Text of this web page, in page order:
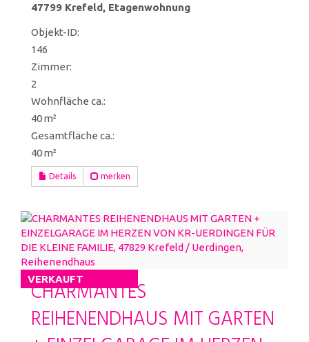
47799 Krefeld, Etagenwohnung
Objekt-ID:
146
Zimmer:
2
Wohnfläche ca.:
40 m²
Gesamtfläche ca.:
40 m²
Details merken
VERKAUFT
CHARMANTES
REIHENENDHAUS MIT GARTEN